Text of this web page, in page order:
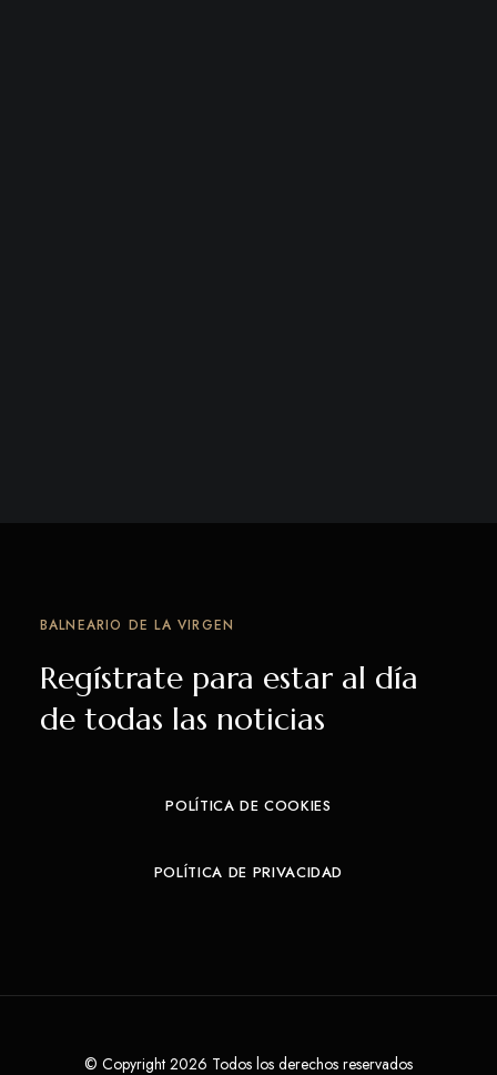
BALNEARIO DE LA VIRGEN
Regístrate para estar al día
de todas las noticias
POLÍTICA DE COOKIES
POLÍTICA DE PRIVACIDAD
© Copyright 2026 Todos los derechos reservados